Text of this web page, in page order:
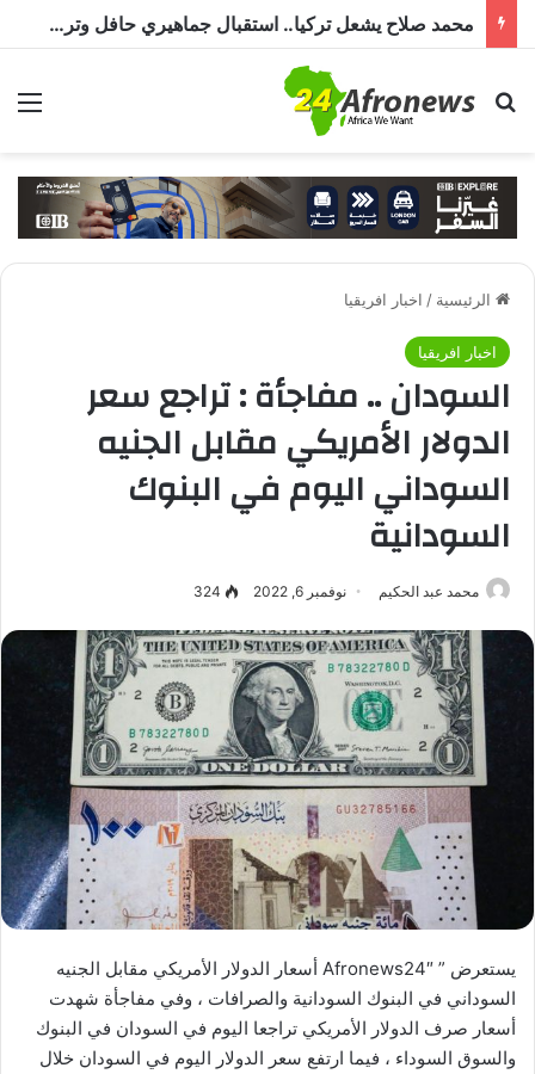
محمد صلاح يشعل تركيا.. استقبال جماهيري حافل وترحيب بـ”الملك المصري” قبل انضمامه إلى طرابزون سبور
بحث عن
الرئيسية / اخبار افريقيا
اخبار افريقيا
السودان .. مفاجأة : تراجع سعر
الدولار الأمريكي مقابل الجنيه
السوداني اليوم في البنوك
السودانية
محمد عبد الحكيم نوفمبر 6, 2022 324
يستعرض ” Afronews24″ أسعار الدولار الأمريكي مقابل الجنيه
السوداني في البنوك السودانية والصرافات ، وفي مفاجأة شهدت
أسعار صرف الدولار الأمريكي تراجعا اليوم في السودان في البنوك
والسوق السوداء ، فيما ارتفع سعر الدولار اليوم في السودان خلال